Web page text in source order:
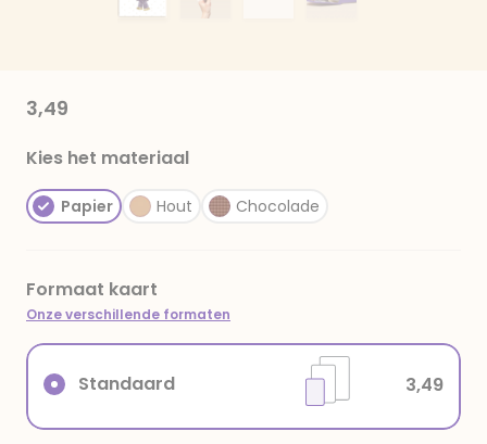
3,49
Kies het materiaal
Papier Hout Chocolade
Formaat kaart
Onze verschillende formaten
Standaard 3,49